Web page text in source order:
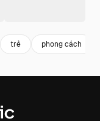
trẻ phong cách